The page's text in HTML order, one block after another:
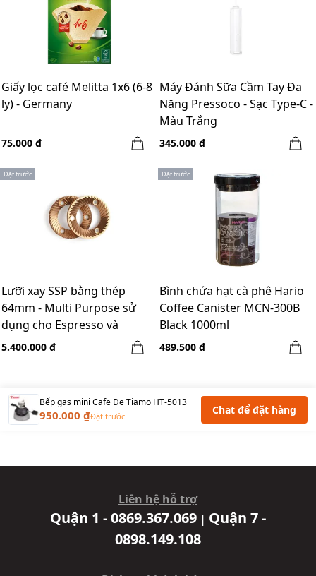
Giấy lọc café Melitta 1x6 (6-8
ly) - Germany
75.000 ₫
Máy Đánh Sữa Cầm Tay Đa
Năng Pressoco - Sạc Type-C -
Màu Trắng
345.000 ₫
Đặt trước
Lưỡi xay SSP bằng thép
64mm - Multi Purpose sử
dụng cho Espresso và
Brewing
5.400.000 ₫
Đặt trước
Bình chứa hạt cà phê Hario
Coffee Canister MCN-300B
Black 1000ml
489.500 ₫
Bếp gas mini Cafe De Tiamo HT-5013
950.000 ₫Đặt trước Chat để đặt hàng
Liên hệ hỗ trợ
Quận 1 - 0869.367.069 | Quận 7 -
0898.149.108